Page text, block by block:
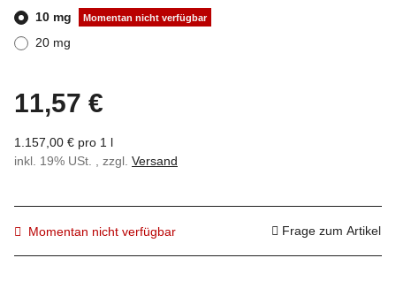
10 mg
Momentan nicht verfügbar
20 mg
11,57 €
1.157,00 € pro 1 l
inkl. 19% USt. , zzgl. Versand
Momentan nicht verfügbar Frage zum Artikel